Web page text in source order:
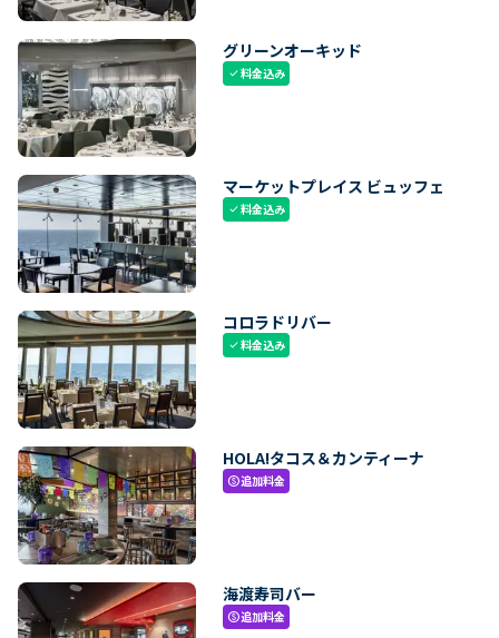
グリーンオーキッド
check料金込み
マーケットプレイス ビュッフェ
check料金込み
コロラドリバー
check料金込み
HOLA!タコス＆カンティーナ
paid追加料金
海渡寿司バー
paid追加料金